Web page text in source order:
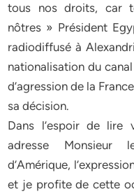
tous nos droits, car
nôtres » Président
radiodiffusé à
nationalisation du
d’agression de la
sa décision.
Dans l’espoir de lire
adresse Monsieur
d’Amérique,
et je profite de cette